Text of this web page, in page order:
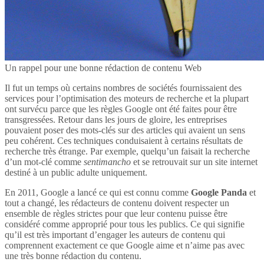
Un rappel pour une bonne rédaction de contenu Web
Il fut un temps où certains nombres de sociétés fournissaient des
services pour l’optimisation des moteurs de recherche et la plupart
ont survécu parce que les règles Google ont été faites pour être
transgressées. Retour dans les jours de gloire, les entreprises
pouvaient poser des mots-clés sur des articles qui avaient un sens
peu cohérent. Ces techniques conduisaient à certains résultats de
recherche très étrange. Par exemple, quelqu’un faisait la recherche
d’un mot-clé comme sentimancho et se retrouvait sur un site internet
destiné à un public adulte uniquement.
En 2011, Google a lancé ce qui est connu comme Google Panda et
tout a changé, les rédacteurs de contenu doivent respecter un
ensemble de règles strictes pour que leur contenu puisse être
considéré comme approprié pour tous les publics. Ce qui signifie
qu’il est très important d’engager les auteurs de contenu qui
comprennent exactement ce que Google aime et n’aime pas avec
une très bonne rédaction du contenu.